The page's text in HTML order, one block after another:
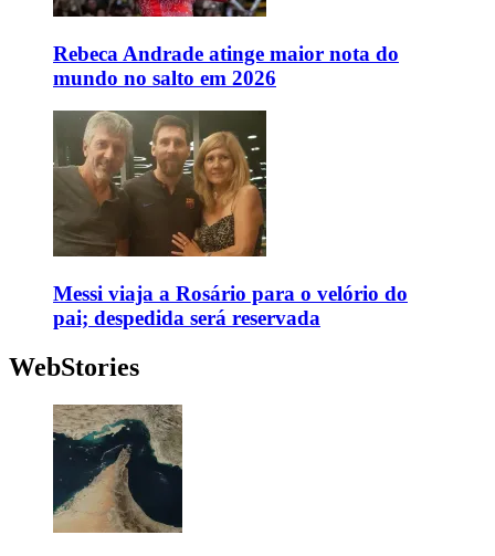
Rebeca Andrade atinge maior nota do
mundo no salto em 2026
Messi viaja a Rosário para o velório do
pai; despedida será reservada
WebStories